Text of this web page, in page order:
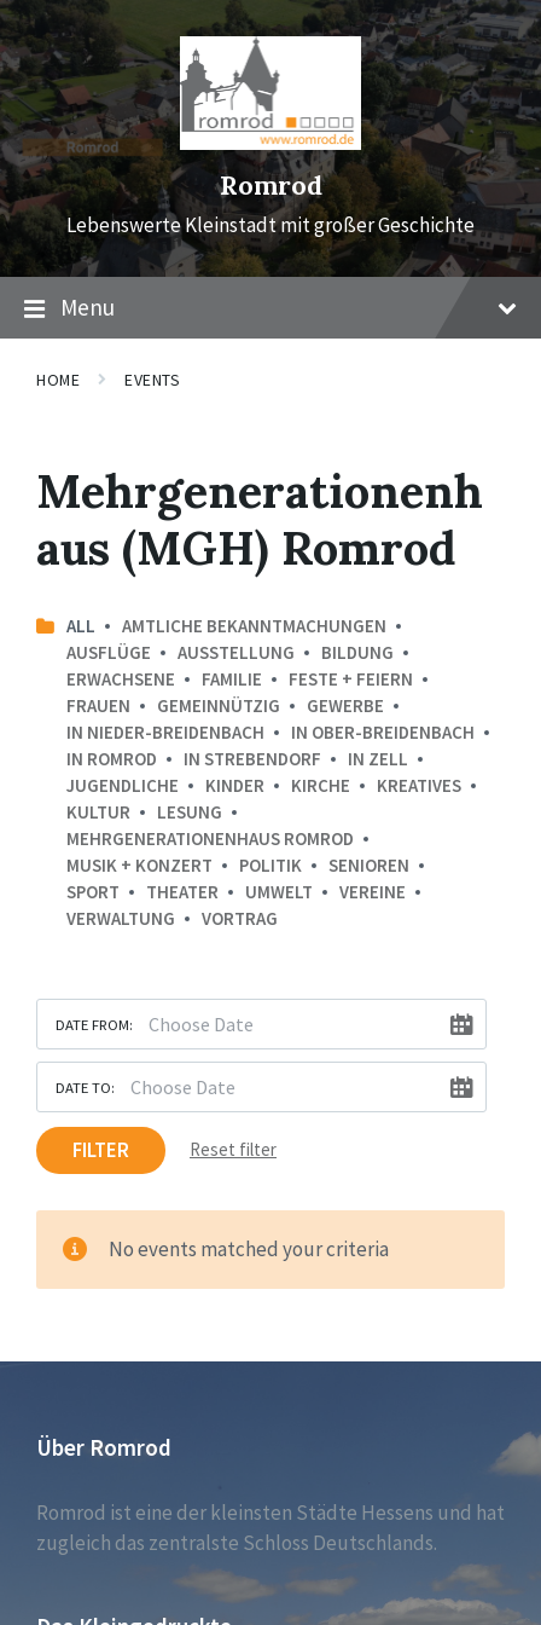
Skip
to
content
Skip
to
main
navigation
Skip
to
footer
Romrod
Lebenswerte Kleinstadt mit großer Geschichte
Menu
HOME EVENTS
Mehrgenerationenh
aus (MGH) Romrod
ALL
AMTLICHE BEKANNTMACHUNGEN
AUSFLÜGE
AUSSTELLUNG
BILDUNG
ERWACHSENE
FAMILIE
FESTE + FEIERN
FRAUEN
GEMEINNÜTZIG
GEWERBE
IN NIEDER-BREIDENBACH
IN OBER-BREIDENBACH
IN ROMROD
IN STREBENDORF
IN ZELL
JUGENDLICHE
KINDER KIRCHE
KREATIVES
KULTUR
LESUNG
MEHRGENERATIONENHAUS ROMROD
MUSIK + KONZERT
POLITIK
SENIOREN
SPORT
THEATER UMWELT
VEREINE
VERWALTUNG
VORTRAG
DATE FROM:
DATE TO:
FILTER Reset filter
No events matched your criteria
Über Romrod
Romrod ist eine der kleinsten Städte Hessens und hat
zugleich das zentralste Schloss Deutschlands.